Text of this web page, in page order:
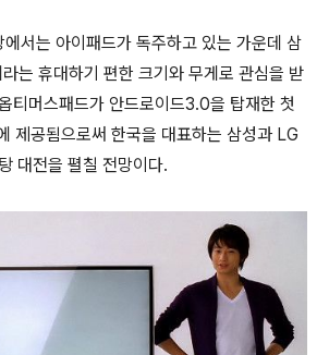
서는 아이패드가 독주하고 있는 가운데 삼
는 휴대하기 편한 크기와 무게로 관심을 받
티머스패드가 안드로이드3.0을 탑재한 첫
제공됨으로써 한국을 대표하는 삼성과 LG
대전을 펼칠 전망이다.